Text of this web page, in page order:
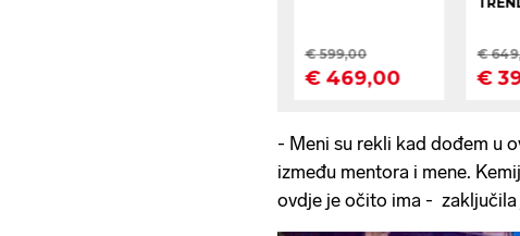
- Meni su rekli kad dođem u
između mentora i mene.
ovdje je očito ima - zaključila